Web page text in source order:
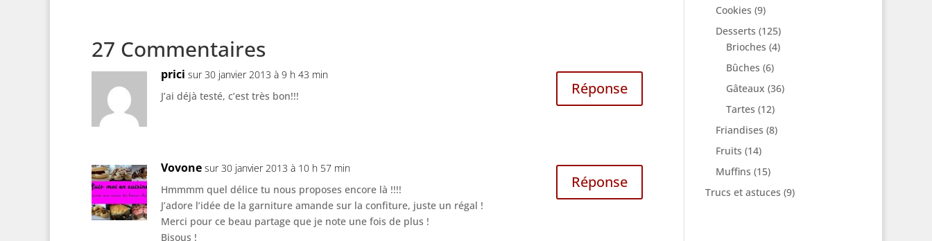
27 Commentaires
prici sur 30 janvier 2013 à 9 h 43 min
J’ai déjà testé, c’est très bon!!!
Réponse
Vovone sur 30 janvier 2013 à 10 h 57 min
Hmmmm quel délice tu nous proposes encore là !!!!
J’adore l’idée de la garniture amande sur la confiture, juste un régal !
Merci pour ce beau partage que je note une fois de plus !
Bisous !
Réponse
Cookies (9)
Desserts (125)
Brioches (4)
Bûches (6)
Gâteaux (36)
Tartes (12)
Friandises (8)
Fruits (14)
Muffins (15)
Trucs et astuces (9)